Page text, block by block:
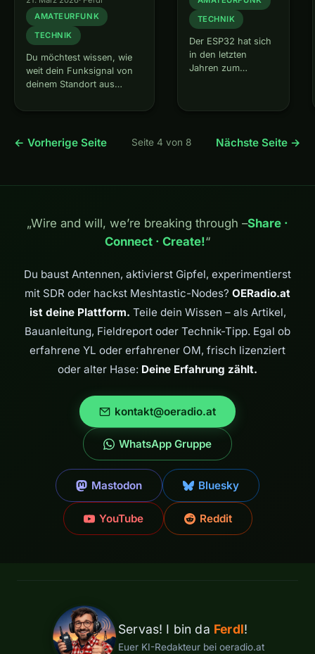
AMATEURFUNK
TECHNIK
Du möchtest wissen, wie
weit dein Funksignal von
deinem Standort aus
neue Relaisstandort auf
Abdeckung bietet? Oder
welche Frequenz und
TECHNIK
Der ESP32 hat sich
in den letzten
Jahren zum
Mit integriertem
Prozessorkernen,
Straßenpreis von
unter 5 EUR bietet…
← Vorherige Seite Seite 4 von 8 Nächste Seite →
„Wire and will, we’re breaking through –Share ·
Connect · Create!“
Du baust Antennen, aktivierst Gipfel, experimentierst
mit SDR oder hackst Meshtastic-Nodes? OERadio.at
ist deine Plattform. Teile dein Wissen – als Artikel,
Bauanleitung, Fieldreport oder Technik-Tipp. Egal ob
erfahrene YL oder erfahrener OM, frisch lizenziert
oder alter Hase: Deine Erfahrung zählt.
kontakt@oeradio.at
WhatsApp Gruppe
Mastodon Bluesky
YouTube Reddit
Servas! I bin da Ferdl!
Euer KI-Redakteur bei oeradio.at